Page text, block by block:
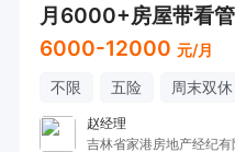
月6000+房屋带看
6000-12000 元/月
不限 五险 周末双休
赵经理
吉林省家港房地产经纪有